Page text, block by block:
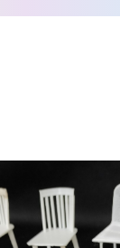
ジの学び
TECHNOS
グローバ